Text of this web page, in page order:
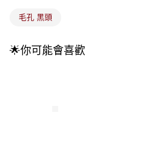
3.完整用戶服務條款，請詳閱以下連結：
每筆NT$300，滿NT$3,000(含以上)
毛孔 黑頭
🌟你可能會喜歡